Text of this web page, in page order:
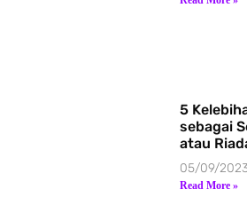
5
sebagai
atau
05/09/
Read More »